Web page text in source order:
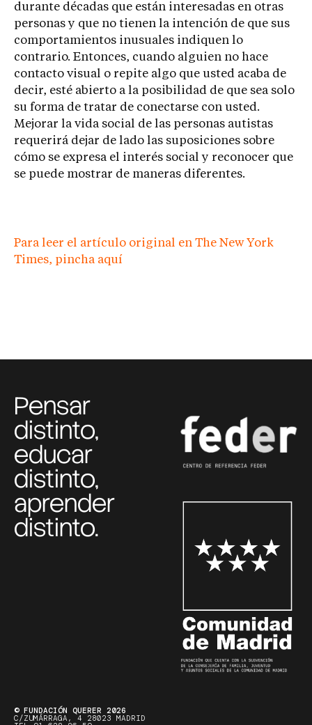
durante décadas que están interesadas en otras
personas y que no tienen la intención de que sus
comportamientos inusuales indiquen lo
contrario. Entonces, cuando alguien no hace
contacto visual o repite algo que usted acaba de
decir, esté abierto a la posibilidad de que sea solo
su forma de tratar de conectarse con usted.
Mejorar la vida social de las personas autistas
requerirá dejar de lado las suposiciones sobre
cómo se expresa el interés social y reconocer que
se puede mostrar de maneras diferentes.
Para leer el artículo original en The New York
Times, pincha aquí
Pensar
distinto,
educar
distinto,
aprender
distinto.
© FUNDACIÓN QUERER 2026
C/ZUMÁRRAGA, 4 28023 MADRID